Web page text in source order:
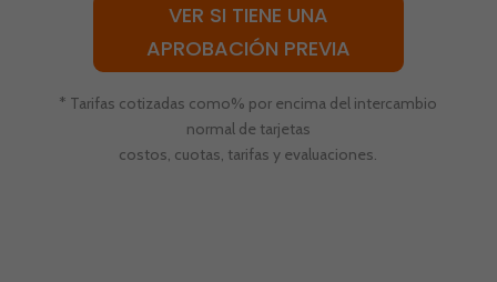
VER SI TIENE UNA
APROBACIÓN PREVIA
* Tarifas cotizadas como% por encima del intercambio
normal de tarjetas
costos, cuotas, tarifas y evaluaciones.